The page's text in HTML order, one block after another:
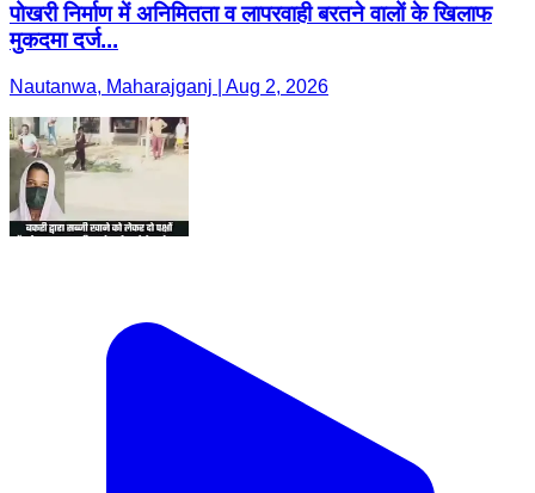
पोखरी निर्माण में अनिमितता व लापरवाही बरतने वालों के खिलाफ
मुकदमा दर्ज...
Nautanwa, Maharajganj | Aug 2, 2026